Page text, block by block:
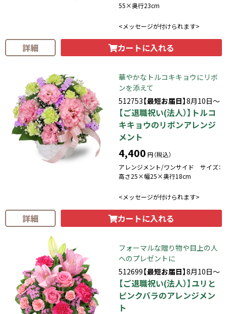
55×奥行23cm
<メッセージが付けられます>
詳細 カートに入れる
華やかなトルコキキョウにリボ
ンを添えて
512753【最短お届日】8月10日～
【ご退職祝い(法人）】トルコ
キキョウのリボンアレンジ
メント
4,400 円（税込）
アレンジメント/ワンサイド サイズ：
高さ25×幅25×奥行18cm
<メッセージが付けられます>
詳細 カートに入れる
フォーマルな贈り物や目上の人
へのプレゼントに
512699【最短お届日】8月10日～
【ご退職祝い(法人）】ユリと
ピンクバラのアレンジメン
ト